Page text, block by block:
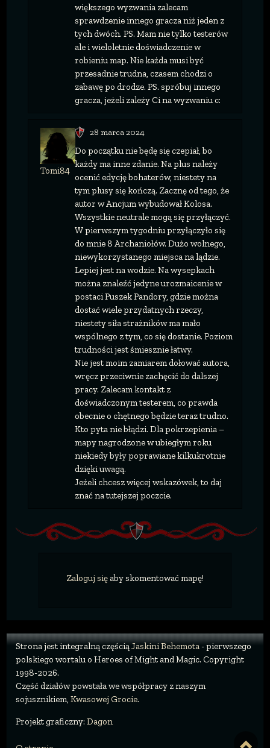
większego wyzwania zalecam
sprawdzenie innego gracza niż jeden z
tych dwóch. PS. Mam nie tylko testerów
ale i wieloletnie doświadczenie w
robieniu map. Nie każda musi być
przesadnie trudna, czasem chodzi o
zabawę po drodze. PS. spróbuj innego
gracza, jeżeli zależy Ci na wyzwaniu c:
Tomi84
28 marca 2024
Do początku nie będę się czepiał, bo
każdy ma inne zdanie. Na plus należy
ocenić edycję bohaterów, niestety na
tym plusy się kończą. Zacznę od tego, że
autor w Ancjum wybudował Kolosa.
Wszystkie neutrale mogą się przyłączyć.
W pierwszym tygodniu przyłączyło się
do mnie 8 Archaniołów. Dużo wolnego,
niewykorzystanego miejsca na lądzie.
Lepiej jest na wodzie. Na wysepkach
można znaleźć jedyne urozmaicenie w
postaci Puszek Pandory, gdzie można
dostać wiele przydatnych rzeczy,
niestety siła strażników ma mało
wspólnego z tym, co się dostanie. Poziom
trudności jest śmiesznie łatwy.
Nie jest moim zamiarem dołować autora,
wręcz przeciwnie zachęcić do dalszej
pracy. Zalecam kontakt z
doświadczonym testerem, co prawda
obecnie o chętnego będzie teraz trudno.
Kto pyta nie błądzi. Dla pokrzepienia –
mapy nagrodzone w ubiegłym roku
niekiedy były poprawiane kilkukrotnie
dzięki uwagą.
Jeżeli chcesz więcej wskazówek, to daj
znać na tutejszej poczcie.
Zaloguj sięaby skomentować mapę!
Strona jest integralną częściąJaskini Behemota- pierwszego
polskiego wortalu o Heroes of Might and Magic. Copyright
1998-2026.
Część działów powstała we współpracy z naszym
sojusznikiem, Kwasowej Grocie.
Projekt graficzny: Dagon